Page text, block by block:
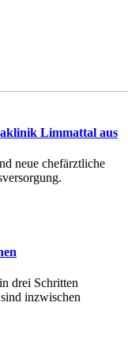
Limmattal aus
neue chefärztliche
drei Schritten
inzwischen